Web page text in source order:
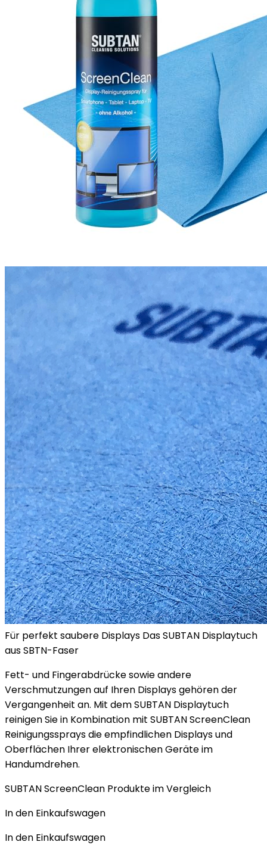
Für perfekt saubere Displays Das SUBTAN Displaytuch
aus SBTN-Faser
Fett- und Fingerabdrücke sowie andere
Verschmutzungen auf Ihren Displays gehören der
Vergangenheit an. Mit dem SUBTAN Displaytuch
reinigen Sie in Kombination mit SUBTAN ScreenClean
Reinigungssprays die empfindlichen Displays und
Oberflächen Ihrer elektronischen Geräte im
Handumdrehen.
SUBTAN ScreenClean Produkte im Vergleich
In den Einkaufswagen
In den Einkaufswagen